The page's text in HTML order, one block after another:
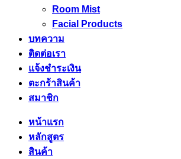
Room Mist
Facial Products
บทความ
ติดต่อเรา
แจ้งชำระเงิน
ตะกร้าสินค้า
สมาชิก
หน้าแรก
หลักสูตร
สินค้า